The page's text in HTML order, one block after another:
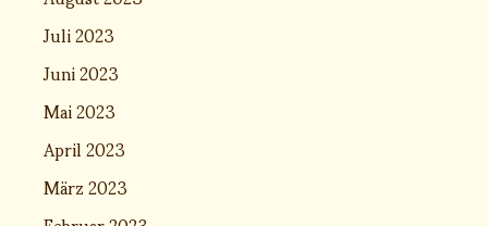
Juli 2023
Juni 2023
Mai 2023
April 2023
März 2023